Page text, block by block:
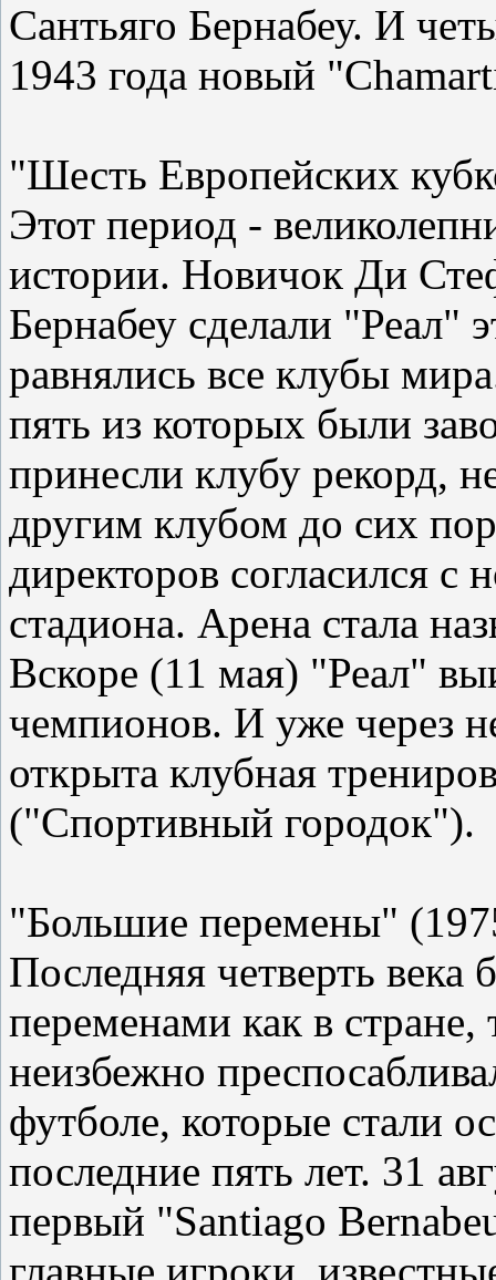
Сантьяго Бернабеу. И
1943 года новый
"Шесть Европейских
Этот период -
истории. Новичок Ди
Бернабеу сделали "Реал"
равнялись все клубы
пять из которых были
принесли клубу рекорд,
другим клубом до сих
директоров согласился
стадиона. Арена стала
Вскоре (11 мая) "Реал"
чемпионов. И уже через
открыта клубная
("Спортивный городок").
"Большие перемены"
Последняя четверть
переменами как в стране,
неизбежно
футболе, которые стали
последние пять лет. 31
первый "Santiago